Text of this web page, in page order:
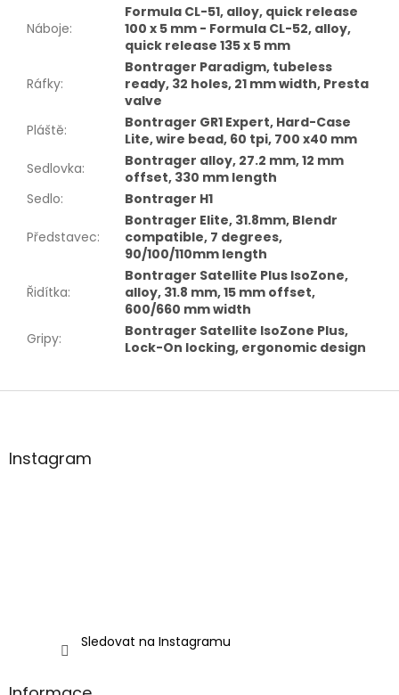
Náboje:
Formula CL-51, alloy, quick release
100 x 5 mm - Formula CL-52, alloy,
quick release 135 x 5 mm
Ráfky:
Bontrager Paradigm, tubeless
ready, 32 holes, 21 mm width, Presta
valve
Pláště:
Bontrager GR1 Expert, Hard-Case
Lite, wire bead, 60 tpi, 700 x40 mm
Sedlovka:
Bontrager alloy, 27.2 mm, 12 mm
offset, 330 mm length
Sedlo: Bontrager H1
Představec:
Bontrager Elite, 31.8mm, Blendr
compatible, 7 degrees,
90/100/110mm length
Řidítka:
Bontrager Satellite Plus IsoZone,
alloy, 31.8 mm, 15 mm offset,
600/660 mm width
Gripy:
Bontrager Satellite IsoZone Plus,
Lock-On locking, ergonomic design
Z
aInstagram
Sledovat na Instagramu